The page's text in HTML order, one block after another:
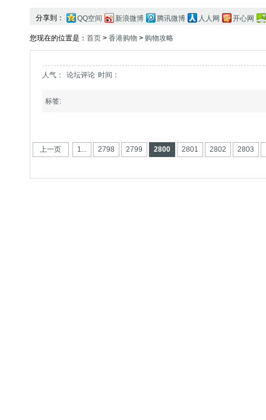
分享到： QQ空间 新浪微博 腾讯微博 人人网 开心网
您现在的位置是： 首页 > 香港购物 > 购物攻略
人气： 论坛评论 时间：
标签:
上一页 1... 2798 2799 2800 2801 2802 2803